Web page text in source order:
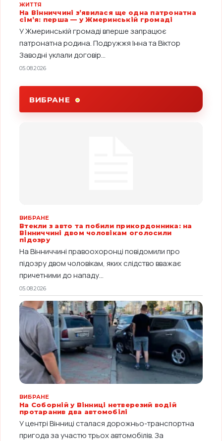
ЖИТТЯ
На Вінниччині з’явилася ще одна патронатна
сім’я: перша — у Жмеринській громаді
У Жмеринській громаді вперше запрацює
патронатна родина. Подружжя Інна та Віктор
Заводні уклали договір...
05.08.2026
ВИБРАНЕ
ВИБРАНЕ
Втекли з авто та побили прикордонника: на
Вінниччині двом чоловікам оголосили
підозру
На Вінниччині правоохоронці повідомили про
підозру двом чоловікам, яких слідство вважає
причетними до нападу...
05.08.2026
ВИБРАНЕ
На Соборній у Вінниці нетверезий водій
протаранив два автомобілі
У центрі Вінниці сталася дорожньо-транспортна
пригода за участю трьох автомобілів. За